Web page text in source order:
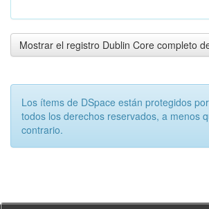
Mostrar el registro Dublin Core completo
Los ítems de DSpace están protegidos
todos los derechos reservados, a menos
contrario.